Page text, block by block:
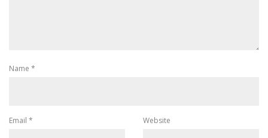
Name *
Email * Website